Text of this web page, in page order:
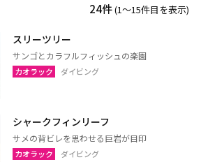
ランパーン
スコータイ
カンペーンペット
ナコーンサワン
ペッチャブーン
ウッタラディット
24件(1〜15件目を表示)
スリーツリー
サンゴとカラフルフィッシュの楽園
カオラック ダイビング
シャークフィンリーフ
サメの背ビレを思わせる巨岩が目印
カオラック ダイビング